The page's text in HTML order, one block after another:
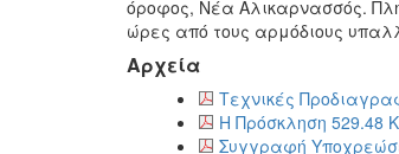
όροφος, Νέα Αλικαρνασσός.
ώρες από τους αρμόδιους
Αρχεία
Τεχνικές
Η Πρόσκληση 529.48
Συγγραφή